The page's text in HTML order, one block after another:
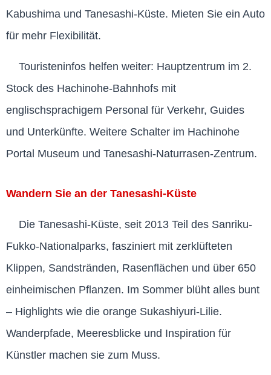
Kabushima und Tanesashi-Küste. Mieten Sie ein Auto
für mehr Flexibilität.
Touristeninfos helfen weiter: Hauptzentrum im 2.
Stock des Hachinohe-Bahnhofs mit
englischsprachigem Personal für Verkehr, Guides
und Unterkünfte. Weitere Schalter im Hachinohe
Portal Museum und Tanesashi-Naturrasen-Zentrum.
Wandern Sie an der Tanesashi-Küste
Die Tanesashi-Küste, seit 2013 Teil des Sanriku-
Fukko-Nationalparks, fasziniert mit zerklüfteten
Klippen, Sandstränden, Rasenflächen und über 650
einheimischen Pflanzen. Im Sommer blüht alles bunt
– Highlights wie die orange Sukashiyuri-Lilie.
Wanderpfade, Meeresblicke und Inspiration für
Künstler machen sie zum Muss.